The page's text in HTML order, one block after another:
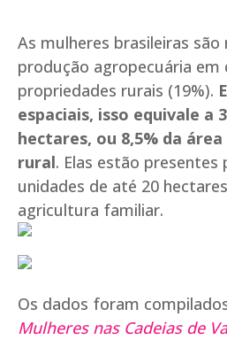
As mulheres brasileiras são
produção agropecuária em
propriedades rurais (19%).
espaciais, isso equivale a
hectares, ou 8,5% da
rural. Elas estão
unidades de até 20
agricultura familiar.
Os dados foram
Mulheres nas Cadeias de